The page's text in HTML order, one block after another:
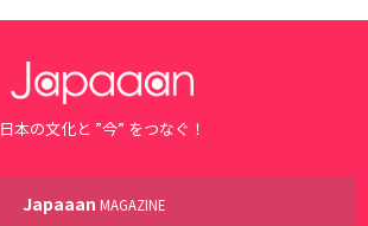
日本の文化と ”今” をつなぐ！
Japaaan MAGAZINE